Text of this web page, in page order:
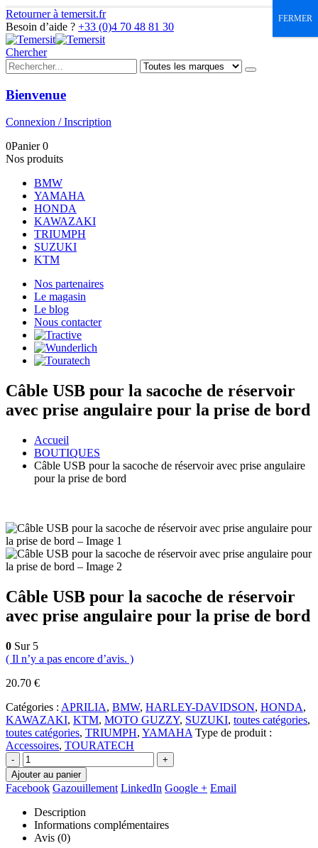
Retourner à temersit.fr
Besoin d’aide ? +33 (0)4 70 48 81 30
Chercher
Bienvenue
Connexion / Inscription
0Panier0
Nos produits
BMW
YAMAHA
HONDA
KAWAZAKI
TRIUMPH
SUZUKI
KTM
Nos partenaires
Le magasin
Le blog
Nous contacter
Câble USB pour la sacoche de réservoir
avec prise angulaire pour la prise de bord
Accueil
BOUTIQUES
Câble USB pour la sacoche de réservoir avec prise angulaire
pour la prise de bord
Câble USB pour la sacoche de réservoir
avec prise angulaire pour la prise de bord
0 Sur 5
( Il n’y a pas encore d’avis. )
20.70 €
Catégories : APRILIA, BMW, HARLEY-DAVIDSON, HONDA,
KAWAZAKI, KTM, MOTO GUZZY, SUZUKI, toutes catégories,
toutes catégories, TRIUMPH, YAMAHA Type de produit :
Accessoires, TOURATECH
-
+
Ajouter au panier
Facebook Gazouillement LinkedIn Google + Email
Description
Informations complémentaires
Avis (0)
FERMER